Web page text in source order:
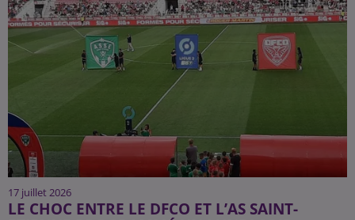
17 juillet 2026
LE CHOC ENTRE LE DFCO ET L’AS SAINT-